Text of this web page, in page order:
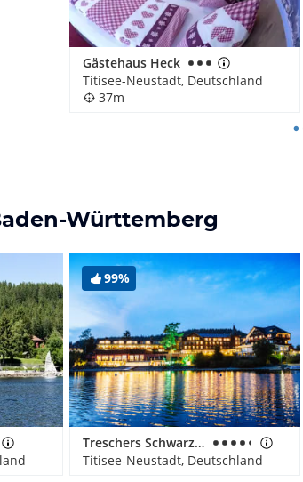
Gästehaus Heck
Titisee-Neustadt, Deutschland
37m
Württemberg
99%
Treschers Schwarzwald Hotel
Titisee-Neustadt, Deutschland